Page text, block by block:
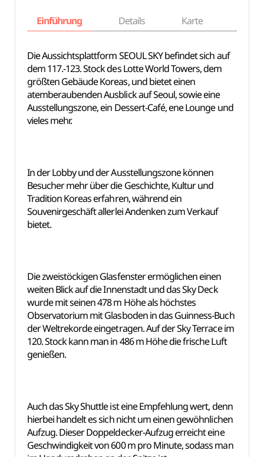
Einführung Details Karte
Die Aussichtsplattform SEOUL SKY befindet sich auf
dem 117.-123. Stock des Lotte World Towers, dem
größten Gebäude Koreas, und bietet einen
atemberaubenden Ausblick auf Seoul, sowie eine
Ausstellungszone, ein Dessert-Café, ene Lounge und
vieles mehr.
In der Lobby und der Ausstellungszone können
Besucher mehr über die Geschichte, Kultur und
Tradition Koreas erfahren, während ein
Souvenirgeschäft allerlei Andenken zum Verkauf
bietet.
Die zweistöckigen Glasfenster ermöglichen einen
weiten Blick auf die Innenstadt und das Sky Deck
wurde mit seinen 478 m Höhe als höchstes
Observatorium mit Glasboden in das Guinness-Buch
der Weltrekorde eingetragen. Auf der Sky Terrace im
120. Stock kann man in 486 m Höhe die frische Luft
genießen.
Auch das Sky Shuttle ist eine Empfehlung wert, denn
hierbei handelt es sich nicht um einen gewöhnlichen
Aufzug. Dieser Doppeldecker-Aufzug erreicht eine
Geschwindigkeit von 600 m pro Minute, sodass man